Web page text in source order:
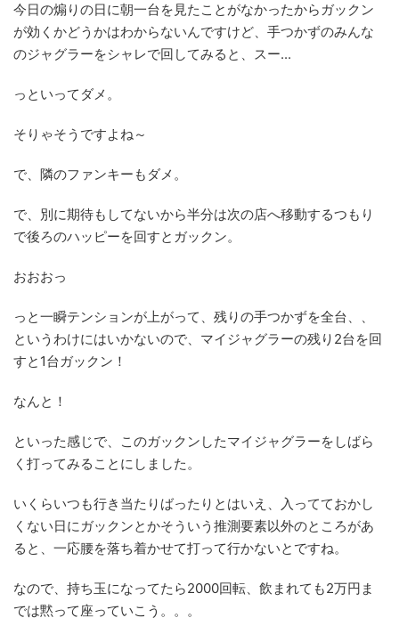
今日の煽りの日に朝一台を見たことがなかったからガックン
が効くかどうかはわからないんですけど、手つかずのみんな
のジャグラーをシャレで回してみると、スー...
っといってダメ。
そりゃそうですよね～
で、隣のファンキーもダメ。
で、別に期待もしてないから半分は次の店へ移動するつもり
で後ろのハッピーを回すとガックン。
おおおっ
っと一瞬テンションが上がって、残りの手つかずを全台、、
というわけにはいかないので、マイジャグラーの残り2台を回
すと1台ガックン！
なんと！
といった感じで、このガックンしたマイジャグラーをしばら
く打ってみることにしました。
いくらいつも行き当たりばったりとはいえ、入ってておかし
くない日にガックンとかそういう推測要素以外のところがあ
ると、一応腰を落ち着かせて打って行かないとですね。
なので、持ち玉になってたら2000回転、飲まれても2万円ま
では黙って座っていこう。。。